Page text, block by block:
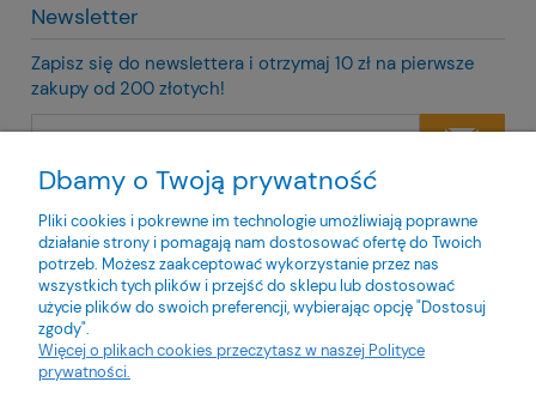
Newsletter
Zapisz się do newslettera i otrzymaj 10 zł na pierwsze
zakupy od 200 złotych!
Twoje dane będą przetwarzane zgodnie z nasząpolityką
prywatności
Dbamy o Twoją prywatność
Pliki cookies i pokrewne im technologie umożliwiają poprawne
działanie strony i pomagają nam dostosować ofertę do Twoich
potrzeb. Możesz zaakceptować wykorzystanie przez nas
wszystkich tych plików i przejść do sklepu lub dostosować
użycie plików do swoich preferencji, wybierając opcję "Dostosuj
zgody".
Więcej o plikach cookies przeczytasz w naszej Polityce
prywatności.